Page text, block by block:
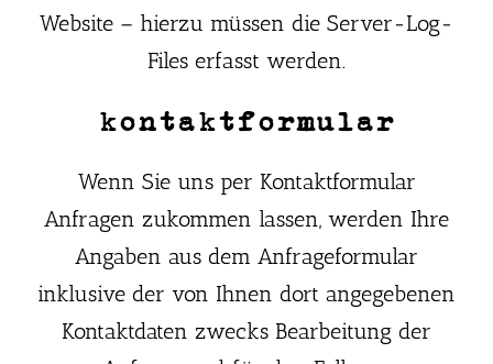
Website – hierzu müssen die Server-Log-
Files erfasst werden.
kontaktformular
Wenn Sie uns per Kontaktformular
Anfragen zukommen lassen, werden Ihre
Angaben aus dem Anfrageformular
inklusive der von Ihnen dort angegebenen
Kontaktdaten zwecks Bearbeitung der